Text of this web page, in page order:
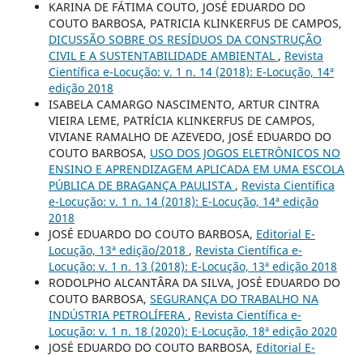
KARINA DE FÁTIMA COUTO, JOSÉ EDUARDO DO
COUTO BARBOSA, PATRICIA KLINKERFUS DE CAMPOS,
DICUSSÃO SOBRE OS RESÍDUOS DA CONSTRUÇÃO
CIVIL E A SUSTENTABILIDADE AMBIENTAL , Revista
Científica e-Locução: v. 1 n. 14 (2018): E-Locução, 14ª
edição 2018
ISABELA CAMARGO NASCIMENTO, ARTUR CINTRA
VIEIRA LEME, PATRÍCIA KLINKERFUS DE CAMPOS,
VIVIANE RAMALHO DE AZEVEDO, JOSÉ EDUARDO DO
COUTO BARBOSA, USO DOS JOGOS ELETRÔNICOS NO
ENSINO E APRENDIZAGEM APLICADA EM UMA ESCOLA
PÚBLICA DE BRAGANÇA PAULISTA , Revista Científica
e-Locução: v. 1 n. 14 (2018): E-Locução, 14ª edição
2018
JOSÉ EDUARDO DO COUTO BARBOSA, Editorial E-
Locução, 13ª edição/2018 , Revista Científica e-
Locução: v. 1 n. 13 (2018): E-Locução, 13ª edição 2018
RODOLPHO ALCANTÂRA DA SILVA, JOSÉ EDUARDO DO
COUTO BARBOSA, SEGURANÇA DO TRABALHO NA
INDÚSTRIA PETROLÍFERA , Revista Científica e-
Locução: v. 1 n. 18 (2020): E-Locução, 18ª edição 2020
JOSÉ EDUARDO DO COUTO BARBOSA, Editorial E-